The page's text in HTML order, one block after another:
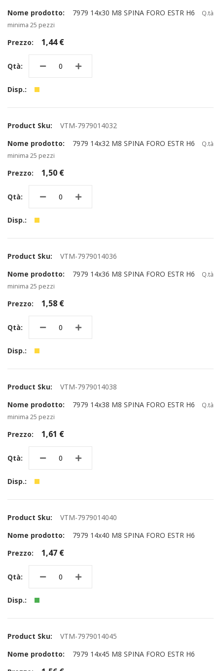
7979 14x30 M8 SPINA FORO ESTR H6
Q.tà
minima 25 pezzi
1,44 €
VTM-7979014032
7979 14x32 M8 SPINA FORO ESTR H6
Q.tà
minima 25 pezzi
1,50 €
VTM-7979014036
7979 14x36 M8 SPINA FORO ESTR H6
Q.tà
minima 25 pezzi
1,58 €
VTM-7979014038
7979 14x38 M8 SPINA FORO ESTR H6
Q.tà
minima 25 pezzi
1,61 €
VTM-7979014040
7979 14x40 M8 SPINA FORO ESTR H6
1,47 €
VTM-7979014045
7979 14x45 M8 SPINA FORO ESTR H6